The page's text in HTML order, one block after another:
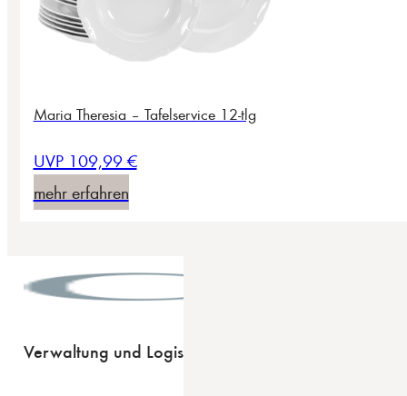
Maria Theresia – Tafelservice 12-tlg
UVP 109,99 €
mehr erfahren
Verwaltung und Logistik